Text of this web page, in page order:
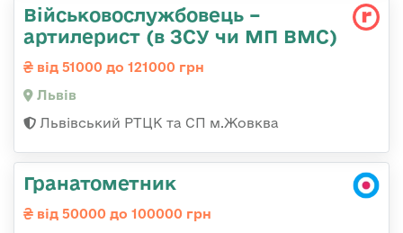
Військовослужбовець –
артилерист (в ЗСУ чи МП ВМС)
від 51000 до 121000 грн
Львів
Львівський РТЦК та СП м.Жовква
Гранатометник
від 50000 до 100000 грн